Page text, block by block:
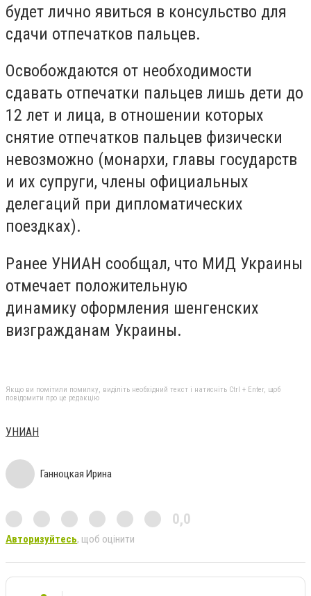
будет лично явиться в консульство для
сдачи отпечатков пальцев.
Освобождаются от необходимости
сдавать отпечатки пальцев лишь дети до
12 лет и лица, в отношении которых
снятие отпечатков пальцев физически
невозможно (монархи, главы государств
и их супруги, члены официальных
делегаций при дипломатических
поездках).
Ранее УНИАН сообщал, что МИД Украины
отмечает положительную
динамику оформления шенгенских
визгражданам Украины.
Якщо ви помітили помилку, виділіть необхідний текст і натисніть Ctrl + Enter, щоб
повідомити про це редакцію
УНИАН
Ганноцкая Ирина
0,0
Авторизуйтесь, щоб оцінити